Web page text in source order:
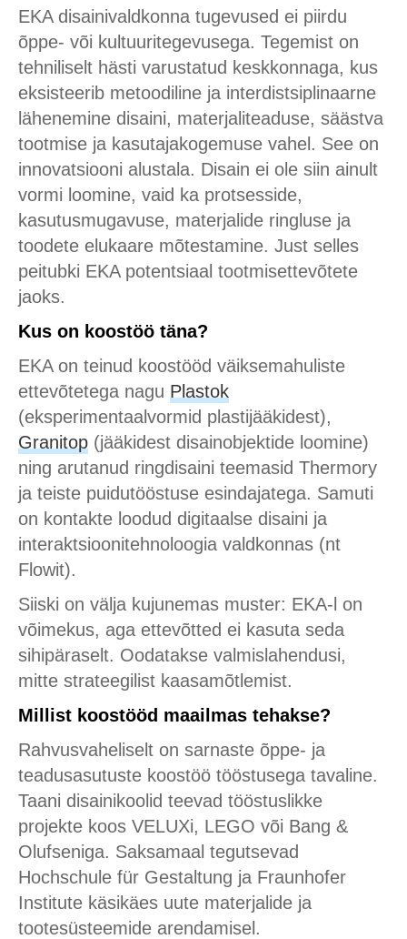
EKA disainivaldkonna tugevused ei piirdu
õppe- või kultuuritegevusega. Tegemist on
tehniliselt hästi varustatud keskkonnaga, kus
eksisteerib metoodiline ja interdistsiplinaarne
lähenemine disaini, materjaliteaduse, säästva
tootmise ja kasutajakogemuse vahel. See on
innovatsiooni alustala. Disain ei ole siin ainult
vormi loomine, vaid ka protsesside,
kasutusmugavuse, materjalide ringluse ja
toodete elukaare mõtestamine. Just selles
peitubki EKA potentsiaal tootmisettevõtete
jaoks.
Kus on koostöö täna?
EKA on teinud koostööd väiksemahuliste
ettevõtetega nagu Plastok
(eksperimentaalvormid plastijääkidest),
Granitop (jääkidest disainobjektide loomine)
ning arutanud ringdisaini teemasid Thermory
ja teiste puidutööstuse esindajatega. Samuti
on kontakte loodud digitaalse disaini ja
interaktsioonitehnoloogia valdkonnas (nt
Flowit).
Siiski on välja kujunemas muster: EKA-l on
võimekus, aga ettevõtted ei kasuta seda
sihipäraselt. Oodatakse valmislahendusi,
mitte strateegilist kaasamõtlemist.
Millist koostööd maailmas tehakse?
Rahvusvaheliselt on sarnaste õppe- ja
teadusasutuste koostöö tööstusega tavaline.
Taani disainikoolid teevad tööstuslikke
projekte koos VELUXi, LEGO või Bang &
Olufseniga. Saksamaal tegutsevad
Hochschule für Gestaltung ja Fraunhofer
Institute käsikäes uute materjalide ja
tootesüsteemide arendamisel.